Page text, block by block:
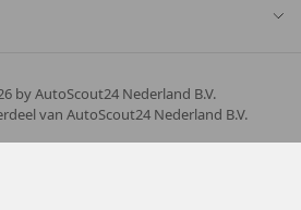
by AutoScout24 Nederland B.V.
van AutoScout24 Nederland B.V.